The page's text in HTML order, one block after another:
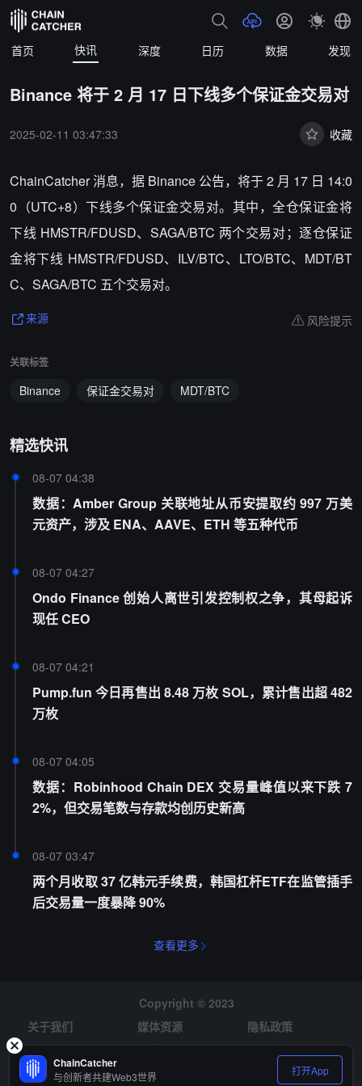
首页 快讯 深度 日历 数据 发现
Binance 将于 2 月 17 日下线多个保证金交易对
2025-02-11 03:47:33 收藏
ChainCatcher 消息，据 Binance 公告，将于 2 月 17 日 14:0
0（UTC+8）下线多个保证金交易对。其中，全仓保证金将
下线 HMSTR/FDUSD、SAGA/BTC 两个交易对；逐仓保证
金将下线 HMSTR/FDUSD、ILV/BTC、LTO/BTC、MDT/BT
C、SAGA/BTC 五个交易对。
来源 风险提示
关联标签
Binance 保证金交易对 MDT/BTC
精选快讯
08-07 04:38
数据：Amber Group 关联地址从币安提取约 997 万美
元资产，涉及 ENA、AAVE、ETH 等五种代币
08-07 04:27
Ondo Finance 创始人离世引发控制权之争，其母起诉
现任 CEO
08-07 04:21
Pump.fun 今日再售出 8.48 万枚 SOL，累计售出超 482
万枚
08-07 04:05
数据：Robinhood Chain DEX 交易量峰值以来下跌 7
2%，但交易笔数与存款均创历史新高
08-07 03:47
两个月收取 37 亿韩元手续费，韩国杠杆ETF在监管插手
后交易量一度暴降 90%
查看更多
Copyright © 2023
关于我们
媒体资源
隐私政策
风险提示
招聘
ChainCatcher
与创新者共建Web3世界 打开App